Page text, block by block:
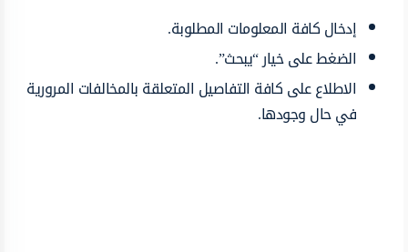
إدخال كافة المعلومات المطلوبة.
الضغط على خيار “يبحث”.
الاطلاع على كافة التفاصيل المتعلقة بالمخالفات المرورية
في حال وجودها.